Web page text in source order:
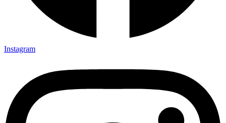
Instagram